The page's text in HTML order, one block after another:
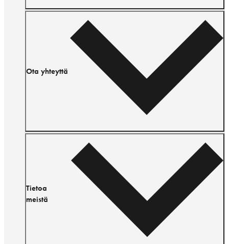
Ota yhteyttä
Tietoa
meistä